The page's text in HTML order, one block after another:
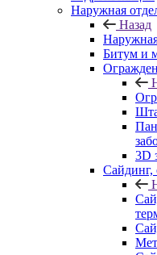
Наружная
Назад
Битум и
3D
Cайдинг,